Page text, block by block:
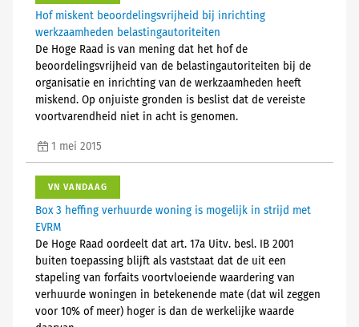
Hof miskent beoordelingsvrijheid bij inrichting
werkzaamheden belastingautoriteiten
De Hoge Raad is van mening dat het hof de
beoordelingsvrijheid van de belastingautoriteiten bij de
organisatie en inrichting van de werkzaamheden heeft
miskend. Op onjuiste gronden is beslist dat de vereiste
voortvarendheid niet in acht is genomen.
1 mei 2015
VN VANDAAG
Box 3 heffing verhuurde woning is mogelijk in strijd met
EVRM
De Hoge Raad oordeelt dat art. 17a Uitv. besl. IB 2001
buiten toepassing blijft als vaststaat dat de uit een
stapeling van forfaits voortvloeiende waardering van
verhuurde woningen in betekenende mate (dat wil zeggen
voor 10% of meer) hoger is dan de werkelijke waarde